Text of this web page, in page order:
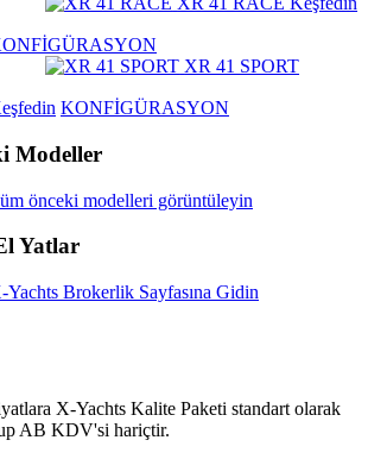
XR 41 SPORT
KONFİGÜRASYON
Modeller
önceki modelleri görüntüleyin
Yatlar
Yachts Brokerlik Sayfasına Gidin
X-Yachts Kalite Paketi standart olarak
AB KDV'si hariçtir.